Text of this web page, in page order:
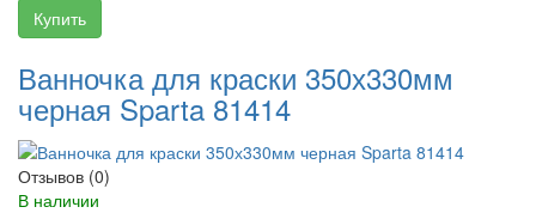
Купить
Ванночка для краски 350х330мм
черная Sparta 81414
Отзывов (0)
В наличии